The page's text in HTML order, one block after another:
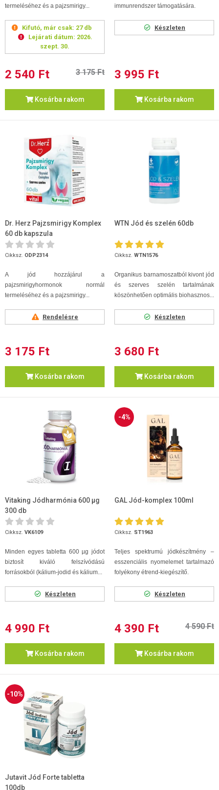
termeléséhez és a pajzsmirigy...
Kifutó, már csak: 27 db
Lejárati dátum: 2026.
szept. 30.
2 540 Ft 3 175 Ft
Kosárba rakom
immunrendszer támogatására.
Készleten
3 995 Ft
Kosárba rakom
Dr. Herz Pajzsmirigy Komplex
60 db kapszula
Cikksz. ODP2314
A jód hozzájárul a
pajzsmirigyhormonok normál
termeléséhez és a pajzsmirigy...
Rendelésre
3 175 Ft
Kosárba rakom
WTN Jód és szelén 60db
Cikksz. WTN1576
Organikus barnamoszatból kivont jód
és szerves szelén tartalmának
köszönhetően optimális biohasznos...
Készleten
3 680 Ft
Kosárba rakom
Vitaking Jódharmónia 600 µg
300 db
Cikksz. VK6109
Minden egyes tabletta 600 µg jódot
biztosít kiváló felszívódású
forrásokból (kálium-jodid és kálium...
Készleten
4 990 Ft
Kosárba rakom
-4%
GAL Jód-komplex 100ml
Cikksz. ST1963
Teljes spektrumú jódkészítmény –
esszenciális nyomelemet tartalmazó
folyékony étrend-kiegészítő.
Készleten
4 390 Ft 4 590 Ft
Kosárba rakom
-10%
Jutavit Jód Forte tabletta
100db